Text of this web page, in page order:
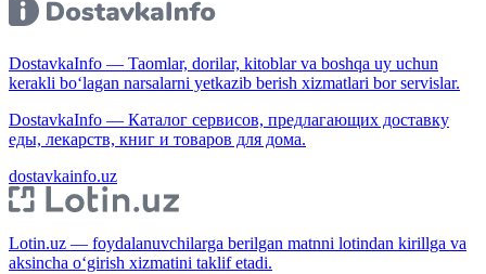
DostavkaInfo — Taomlar, dorilar, kitoblar va boshqa uy uchun
kerakli bo‘lagan narsalarni yetkazib berish xizmatlari bor servislar.
DostavkaInfo — Каталог сервисов, предлагающих доставку
еды, лекарств, книг и товаров для дома.
dostavkainfo.uz
Lotin.uz — foydalanuvchilarga berilgan matnni lotindan kirillga va
aksincha o‘girish xizmatini taklif etadi.